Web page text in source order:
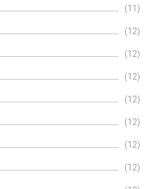
(11)
(12)
(12)
(12)
(12)
(12)
(12)
(12)